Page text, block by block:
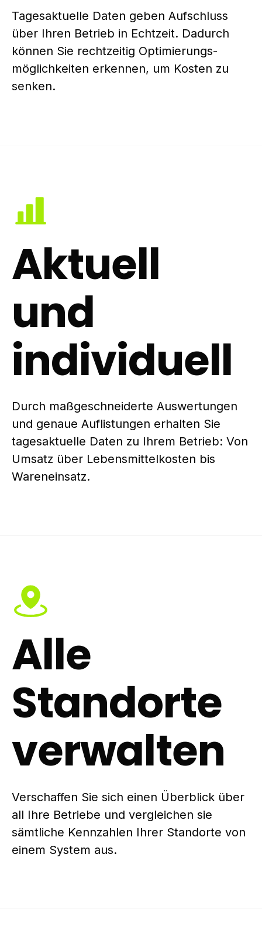
Tagesaktuelle Daten geben Aufschluss
über Ihren Betrieb in Echtzeit. Dadurch
können Sie rechtzeitig Optimierungs­
möglichkeiten erkennen, um Kosten zu
senken.
Aktuell
und
individuell
Durch maßgeschneiderte Auswertungen
und genaue Auflistungen erhalten Sie
tagesaktuelle Daten zu Ihrem Betrieb: Von
Umsatz über Lebensmittelkosten bis
Wareneinsatz.
Alle
Standorte
verwalten
Verschaffen Sie sich einen Überblick über
all Ihre Betriebe und vergleichen sie
sämtliche Kennzahlen Ihrer Standorte von
einem System aus.